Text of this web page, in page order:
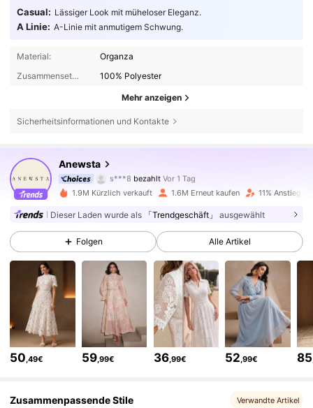
Casual: Lässiger Look mit müheloser Eleganz.
A Linie: A-Linie mit anmutigem Schwung.
Material:
Organza
Zusammensetzung:
100% Polyester
Mehr anzeigen
Sicherheitsinformationen und Kontakte
Anewsta 4,85
s***vistVor 4 Stundengefolgt
4,85 4M Follower
4,85 4M Follower
4,85 4M Follower
4,85
1.9M Kürzlich verkauft 1.6M Erneut kaufen 11% Anstieg
Dieser Laden wurde als 「Trendgeschäft」 ausgewählt
Folgen Alle Artikel
50 ,49€ 59 ,99€ 36,99€ 52 ,99€ 85
Zusammenpassende Stile Verwandte Artikel